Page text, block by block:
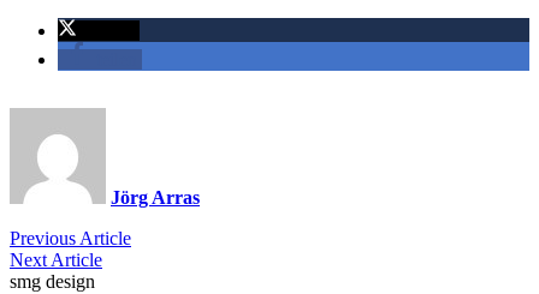
Jörg Arras
Previous Article
Next Article
smg design